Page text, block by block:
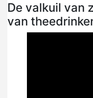
De valkuil van
van